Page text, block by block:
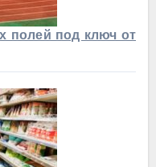
полей под ключ от